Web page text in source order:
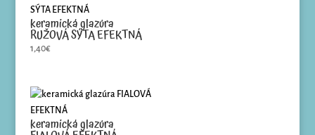
keramická glazúra
RUŽOVÁ SÝTA EFEKTNÁ
1,40€
keramická glazúra